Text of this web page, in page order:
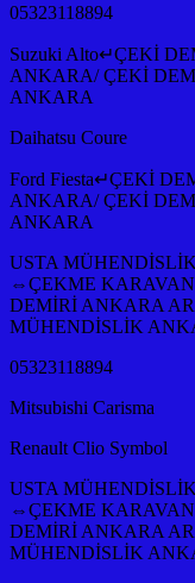
05323118894
Suzuki Alto↵ÇEKİ
ANKARA/ ÇEKİ
ANKARA
Daihatsu Coure
Ford Fiesta↵ÇEKİ
ANKARA/ ÇEKİ
ANKARA
USTA
⇔ÇEKME
DEMİRİ ANKARA
MÜHENDİSLİK
05323118894
Mitsubishi Carisma
Renault Clio Symbol
USTA
⇔ÇEKME
DEMİRİ ANKARA
MÜHENDİSLİK